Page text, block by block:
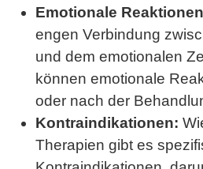
Emotionale
engen Verbindung
und dem emotionalen
können emotionale
oder nach der
Kontraindikationen:
Therapien gibt es